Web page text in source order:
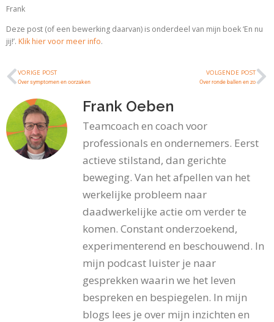
Frank
Deze post (of een bewerking daarvan) is onderdeel van mijn boek ‘En nu
jij!’. Klik hier voor meer info.
VORIGE POST
Over symptomen en oorzaken
VOLGENDE POST
Over ronde ballen en zo
Frank Oeben
Teamcoach en coach voor
professionals en ondernemers. Eerst
actieve stilstand, dan gerichte
beweging. Van het afpellen van het
werkelijke probleem naar
daadwerkelijke actie om verder te
komen. Constant onderzoekend,
experimenterend en beschouwend. In
mijn podcast luister je naar
gesprekken waarin we het leven
bespreken en bespiegelen. In mijn
blogs lees je over mijn inzichten en